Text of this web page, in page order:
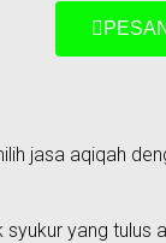
jasa aqiqah
yang tulus